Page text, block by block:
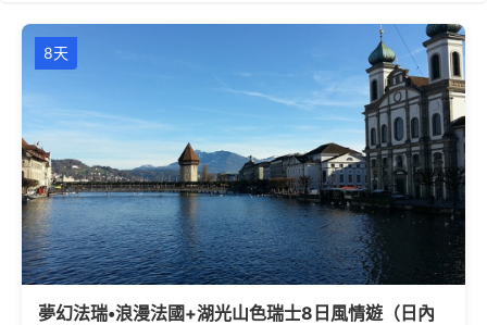
8天
夢幻法瑞•浪漫法國+湖光山色瑞士8日風情遊（日內